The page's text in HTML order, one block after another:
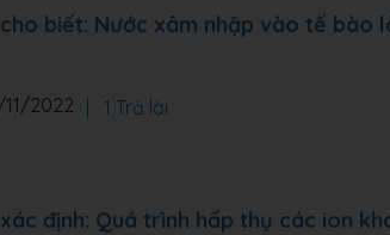
biết: Nước xâm nhập vào tế bào
2022 1 Trả lời
định: Quá trình hấp thụ các ion